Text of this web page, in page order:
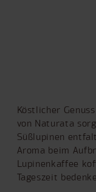
Köstlicher
von Naturata
Süßlupinen
Aroma beim
Lupinenkaffee
Tageszeit